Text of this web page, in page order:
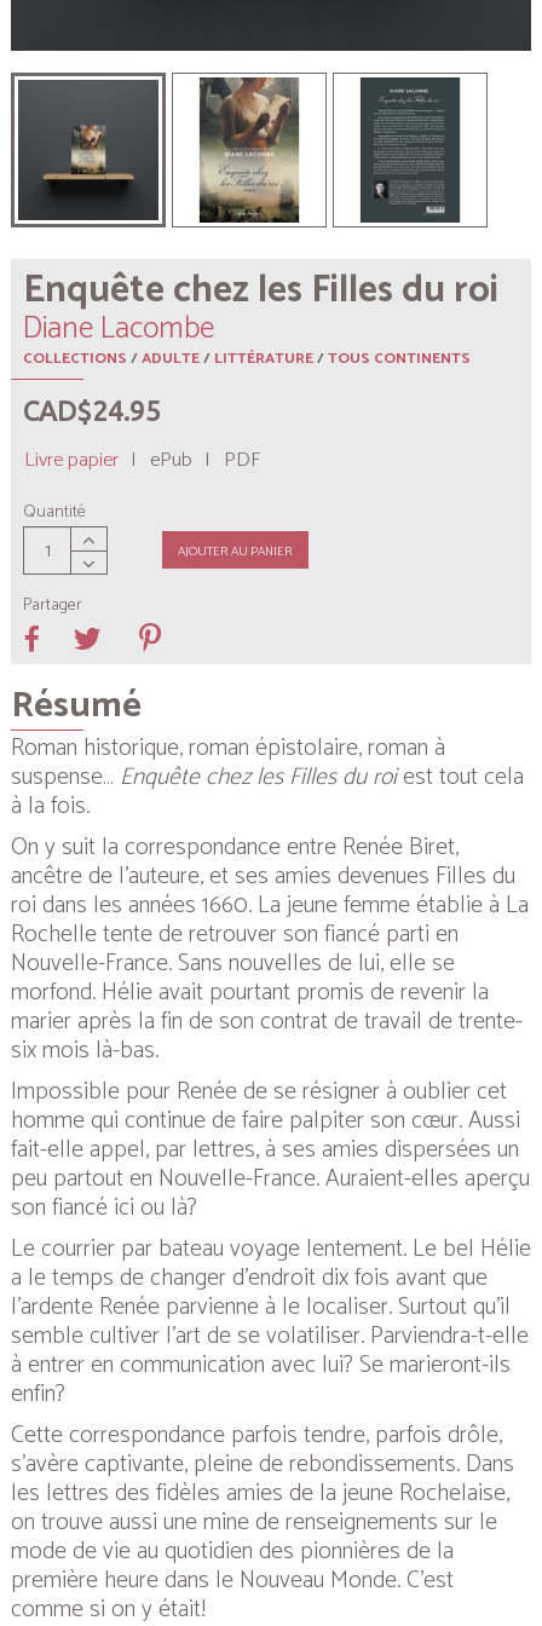
Enquête chez les Filles du roi
Diane Lacombe
COLLECTIONS/ADULTE/LITTÉRATURE/TOUS CONTINENTS
CAD$24.95
Livre papier | ePub | PDF
Quantité
AJOUTER AU PANIER
Partager
Résumé
Roman historique, roman épistolaire, roman à
suspense… Enquête chez les Filles du roiest tout cela
à la fois.
On y suit la correspondance entre Renée Biret,
ancêtre de l’auteure, et ses amies devenues Filles du
roi dans les années 1660. La jeune femme établie à La
Rochelle tente de retrouver son fiancé parti en
Nouvelle-France. Sans nouvelles de lui, elle se
morfond. Hélie avait pourtant promis de revenir la
marier après la fin de son contrat de travail de trente-
six mois là-bas.
Impossible pour Renée de se résigner à oublier cet
homme qui continue de faire palpiter son cœur. Aussi
fait-elle appel, par lettres, à ses amies dispersées un
peu partout en Nouvelle-France. Auraient-elles aperçu
son fiancé ici ou là?
Le courrier par bateau voyage lentement. Le bel Hélie
a le temps de changer d’endroit dix fois avant que
l’ardente Renée parvienne à le localiser. Surtout qu’il
semble cultiver l’art de se volatiliser. Parviendra-t-elle
à entrer en communication avec lui? Se marieront-ils
enfin?
Cette correspondance parfois tendre, parfois drôle,
s’avère captivante, pleine de rebondissements. Dans
les lettres des fidèles amies de la jeune Rochelaise,
on trouve aussi une mine de renseignements sur le
mode de vie au quotidien des pionnières de la
première heure dans le Nouveau Monde. C’est
comme si on y était!